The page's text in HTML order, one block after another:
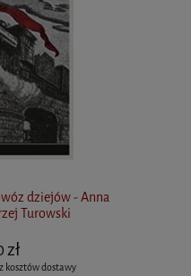
dziejów - Anna
Turowski
kosztów dostawy